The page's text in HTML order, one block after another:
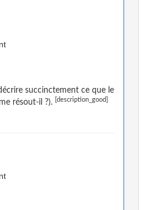
succinctement ce que le
résout-il ?).
[description_good]